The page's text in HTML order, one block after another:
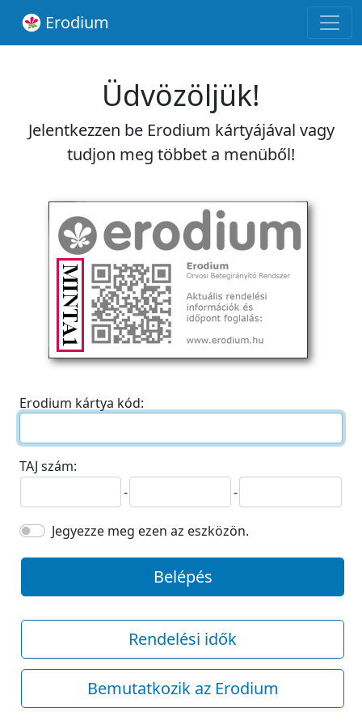
Erodium
Üdvözöljük!
Jelentkezzen be Erodium kártyájával vagy
tudjon meg többet a menüből!
Erodium kártya kód:
TAJ szám:
-
-
Jegyezze meg ezen az eszközön.
Belépés
Rendelési idők
Bemutatkozik az Erodium